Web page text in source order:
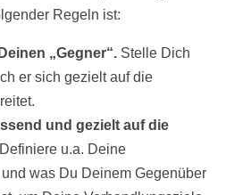
Regeln ist:
„Gegner“. Stelle Dich
er sich gezielt auf die
und gezielt auf die
Definiere u.a. Deine
was Du Deinem Gegenüber